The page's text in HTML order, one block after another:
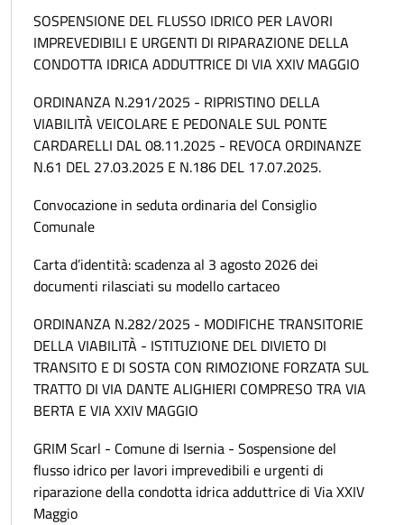
SOSPENSIONE DEL FLUSSO IDRICO PER LAVORI
IMPREVEDIBILI E URGENTI DI RIPARAZIONE DELLA
CONDOTTA IDRICA ADDUTTRICE DI VIA XXIV MAGGIO
ORDINANZA N.291/2025 - RIPRISTINO DELLA
VIABILITÀ VEICOLARE E PEDONALE SUL PONTE
CARDARELLI DAL 08.11.2025 - REVOCA ORDINANZE
N.61 DEL 27.03.2025 E N.186 DEL 17.07.2025.
Convocazione in seduta ordinaria del Consiglio
Comunale
Carta d’identità: scadenza al 3 agosto 2026 dei
documenti rilasciati su modello cartaceo
ORDINANZA N.282/2025 - MODIFICHE TRANSITORIE
DELLA VIABILITÀ - ISTITUZIONE DEL DIVIETO DI
TRANSITO E DI SOSTA CON RIMOZIONE FORZATA SUL
TRATTO DI VIA DANTE ALIGHIERI COMPRESO TRA VIA
BERTA E VIA XXIV MAGGIO
GRIM Scarl - Comune di Isernia - Sospensione del
flusso idrico per lavori imprevedibili e urgenti di
riparazione della condotta idrica adduttrice di Via XXIV
Maggio